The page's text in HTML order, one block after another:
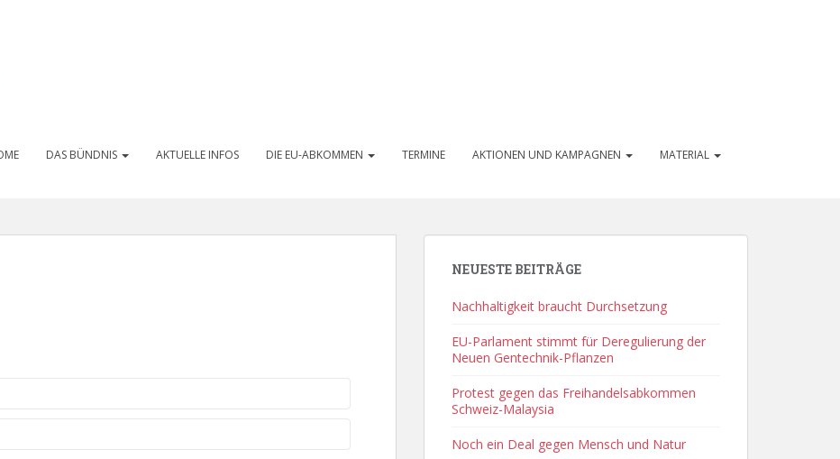
DAS BÜNDNIS AKTUELLE INFOS DIE EU-ABKOMMEN TERMINE AKTIONEN UND KAMPAGNEN MATERIAL
NEUESTE BEITRÄGE
Nachhaltigkeit braucht Durchsetzung
EU-Parlament stimmt für Deregulierung der
Neuen Gentechnik-Pflanzen
Protest gegen das Freihandelsabkommen
Schweiz-Malaysia
Noch ein Deal gegen Mensch und Natur